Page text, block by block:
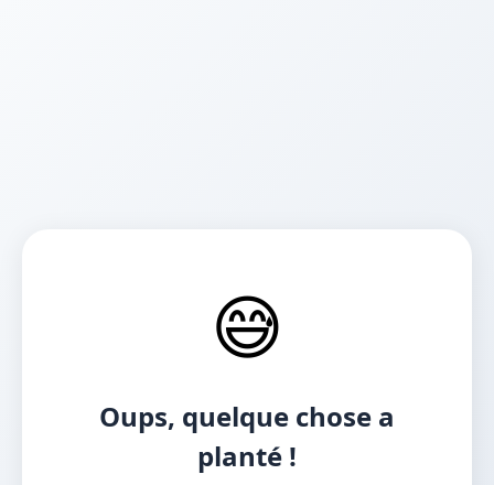
😅
Oups, quelque chose a
planté !